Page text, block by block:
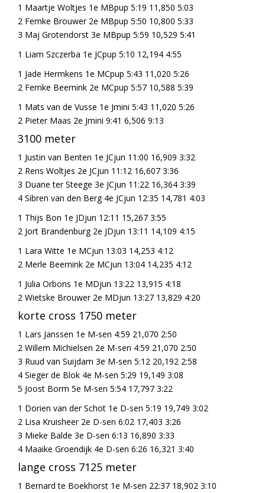
1 Maartje Woltjes 1e MBpup 5:19 11,850 5:03
2 Femke Brouwer 2e MBpup 5:50 10,800 5:33
3 Maj Grotendorst 3e MBpup 5:59 10,529 5:41
1 Liam Szczerba 1e JCpup 5:10 12,194 4:55
1 Jade Hermkens 1e MCpup 5:43 11,020 5:26
2 Femke Beernink 2e MCpup 5:57 10,588 5:39
1 Mats van de Vusse 1e Jmini 5:43 11,020 5:26
2 Pieter Maas 2e Jmini 9:41 6,506 9:13
3100 meter
1 Justin van Benten 1e JCjun 11:00 16,909 3:32
2 Rens Woltjes 2e JCjun 11:12 16,607 3:36
3 Duane ter Steege 3e JCjun 11:22 16,364 3:39
4 Sibren van den Berg 4e JCjun 12:35 14,781 4:03
1 Thijs Bon 1e JDjun 12:11 15,267 3:55
2 Jort Brandenburg 2e JDjun 13:11 14,109 4:15
1 Lara Witte 1e MCjun 13:03 14,253 4:12
2 Merle Beernink 2e MCjun 13:04 14,235 4:12
1 Julia Orbons 1e MDjun 13:22 13,915 4:18
2 Wietske Brouwer 2e MDjun 13:27 13,829 4:20
korte cross 1750 meter
1 Lars Janssen 1e M-sen 4:59 21,070 2:50
2 Willem Michielsen 2e M-sen 4:59 21,070 2:50
3 Ruud van Suijdam 3e M-sen 5:12 20,192 2:58
4 Sieger de Blok 4e M-sen 5:29 19,149 3:08
5 Joost Borm 5e M-sen 5:54 17,797 3:22
1 Dorien van der Schot 1e D-sen 5:19 19,749 3:02
2 Lisa Kruisheer 2e D-sen 6:02 17,403 3:26
3 Mieke Balde 3e D-sen 6:13 16,890 3:33
4 Maaike Groendijk 4e D-sen 6:26 16,321 3:40
lange cross 7125 meter
1 Bernard te Boekhorst 1e M-sen 22:37 18,902 3:10